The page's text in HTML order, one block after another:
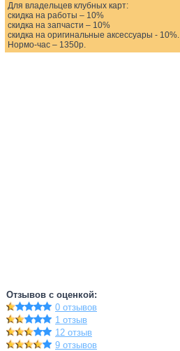
Для владельцев клубных карт:
скидка на работы – 10%
скидка на запчасти – 10%
скидка на оригинальные аксессуары - 10%.
Нормо-час – 1350р.
Отзывов с оценкой:
0 отзывов
1 отзыв
12 отзыв
9 отзывов